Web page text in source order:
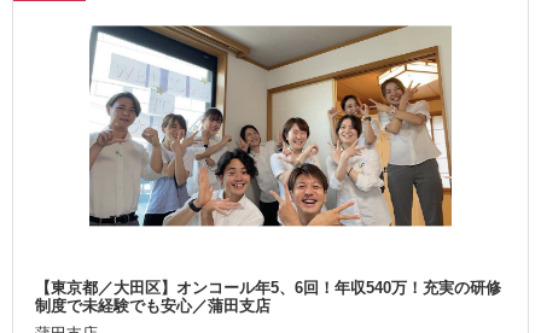
【東京都／大田区】オンコール年5、6回！年収540万！充実の研修
制度で未経験でも安心／蒲田支店